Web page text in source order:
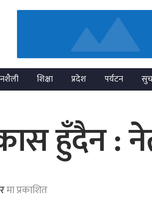
शिक्षा प्रदेश पर्यटन
हुँदैन :
मा प्रकाशित